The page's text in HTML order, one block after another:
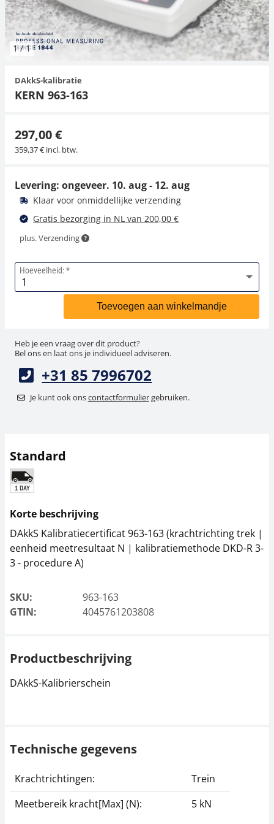
1/1
DAkkS-kalibratie
KERN 963-163
297,00 €
359,37 € incl. btw.
Levering: ongeveer. 10. aug - 12. aug
Klaar voor onmiddellijke verzending
Gratis bezorging in NL van 200,00 €
plus. Verzending
Hoeveelheid:
Toevoegen aan winkelmandje
Heb je een vraag over dit product?
Bel ons en laat ons je individueel adviseren.
+31 85 7996702
Je kunt ook onscontactformuliergebruiken.
Standard
Korte beschrijving
DAkkS Kalibratiecertificat 963-163 (krachtrichting trek |
eenheid meetresultaat N | kalibratiemethode DKD-R 3-
3 - procedure A)
SKU:
963-163
GTIN:
4045761203808
Productbeschrijving
DAkkS-Kalibrierschein
Technische gegevens
Krachtrichtingen:
Trein
Meetbereik kracht[Max] (N):
5 kN
Hangende weegschalen
Orgelschalen
Spannings- en compressiebelastingcellen
Videomicroscopen
Toepassingen voor experts
Suiker
Newton-gewichten
Geluidsniveaumeter
Overig